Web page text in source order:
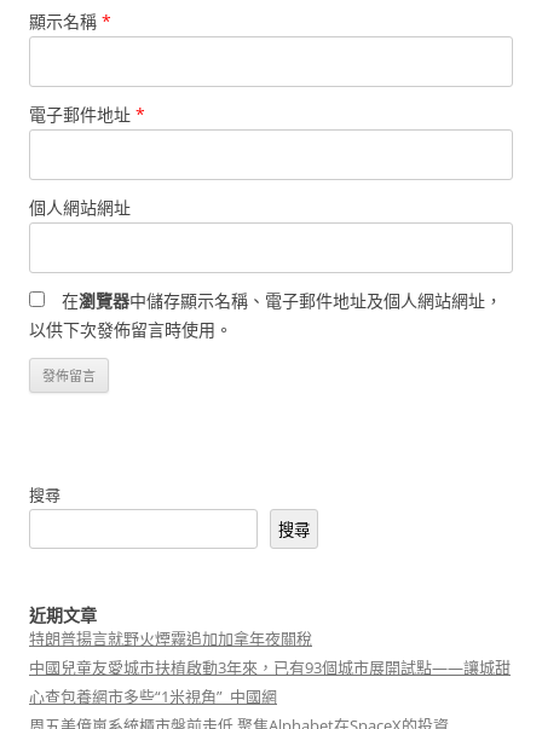
顯示名稱 *
電子郵件地址 *
個人網站網址
在瀏覽器中儲存顯示名稱、電子郵件地址及個人網站網址，
以供下次發佈留言時使用。
搜尋
搜尋
近期文章
特朗普揚言就野火煙霧追加加拿年夜關稅
中國兒童友愛城市扶植啟動3年來，已有93個城市展開試點——讓城甜
心查包養網市多些“1米視角”_中國網